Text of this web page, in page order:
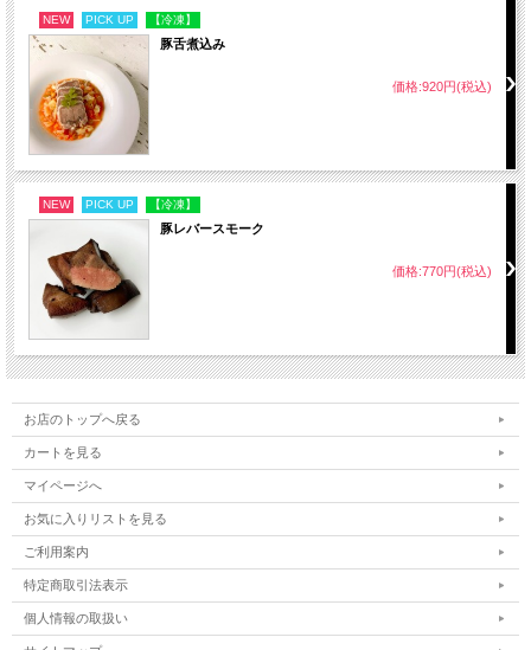
可）
解凍について
・冷蔵庫で約半日解凍してください（常温解凍不可）
・解凍時間は冷蔵庫の温度等により前後する場合がございま
す
商品について
・盛り付け写真はイメージです
・付け合わせや装飾は撮影用のため、商品には含まれません
・手作りのため、サイズ・形・重さ・仕上がりには多少の個
体差がございます
・お届け日を先の日程でご指定の場合、お受け取り日から賞
味期限までの期間が通常より短くなります
アレルギー対応について
・在庫商品のためアレルギー対応を承っておりません
ラッピングについて
NEW PICK UP 【冷凍】
豚舌煮込み
価格:920円(税込)
NEW PICK UP 【冷凍】
豚レバースモーク
価格:770円(税込)
お店のトップへ戻る
カートを見る
マイページへ
お気に入りリストを見る
ご利用案内
特定商取引法表示
個人情報の取扱い